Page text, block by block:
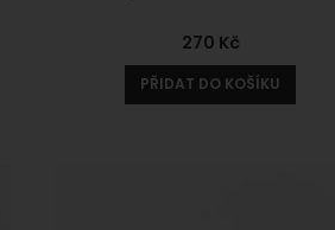
270 Kč
PŘIDAT DO KOŠÍKU